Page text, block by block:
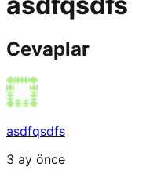
Cevaplar
asdfqsdfs
3 ay önce